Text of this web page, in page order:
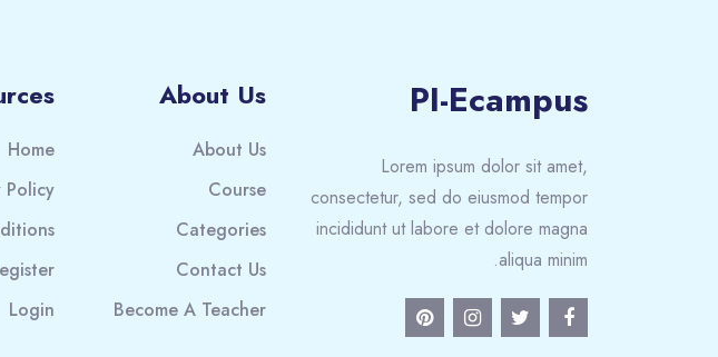
PI-Ecampus
Lorem ipsum dolor sit amet,
consectetur, sed do eiusmod tempor
incididunt ut labore et dolore magna
aliqua minim.
About Us
About Us
Course
Categories
Contact Us
Become A Teacher
Home
Policy
Login